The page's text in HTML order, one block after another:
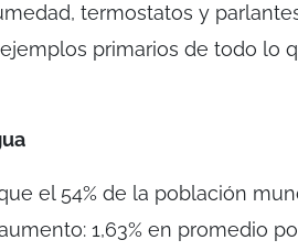
termostatos y
primarios de todo lo
el 54% de la población
1,63% en promedio